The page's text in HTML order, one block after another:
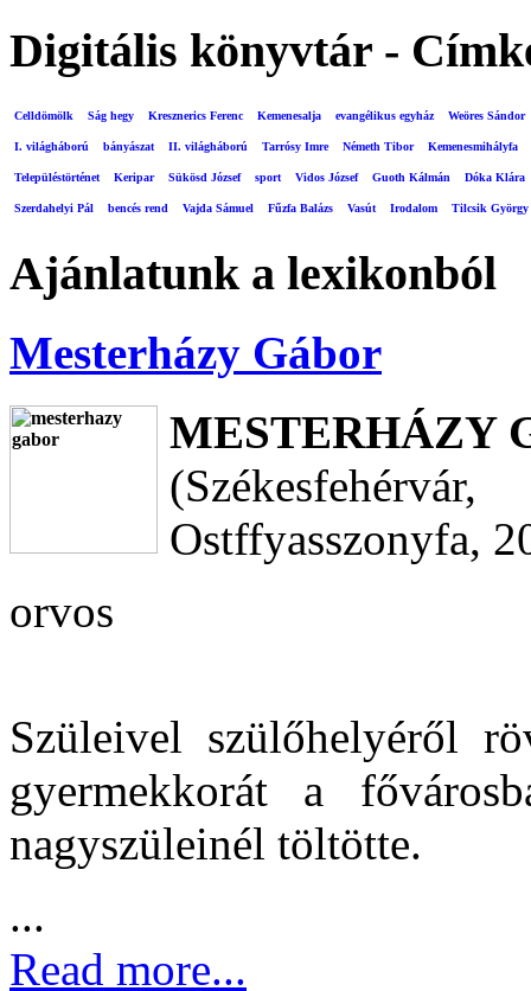
Digitális könyvtár -
Celldömölk Ság hegy Kresznerics Ferenc Kemenesalja evangélikus egyház Weöres Sándor
I. világháború bányászat II. világháború Tarrósy Imre Németh Tibor Kemenesmihályfa
Településtörténet Keripar Sükösd József sport Vidos József Guoth Kálmán Dóka Klára
Szerdahelyi Pál bencés rend Vajda Sámuel Fűzfa Balázs Vasút Irodalom Tilcsik György
Ajánlatunk a lexikonból
Mesterházy Gábor
MESTERHÁZY
Ostffyasszonyfa,
orvos
Szüleivel szülőhelyéről
gyermekkorát a
nagyszüleinél töltötte.
...
Read more...